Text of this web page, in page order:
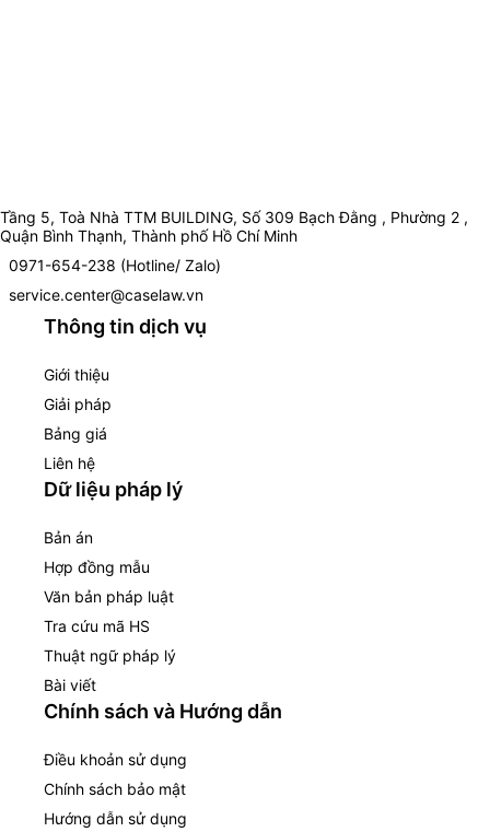
Tầng 5, Toà Nhà TTM BUILDING, Số 309 Bạch Đằng , Phường 2 ,
Quận Bình Thạnh, Thành phố Hồ Chí Minh
0971-654-238 (Hotline/ Zalo)
service.center@caselaw.vn
Thông tin dịch vụ
Giới thiệu
Giải pháp
Bảng giá
Liên hệ
Dữ liệu pháp lý
Bản án
Hợp đồng mẫu
Văn bản pháp luật
Tra cứu mã HS
Thuật ngữ pháp lý
Bài viết
Chính sách và Hướng dẫn
Điều khoản sử dụng
Chính sách bảo mật
Hướng dẫn sử dụng